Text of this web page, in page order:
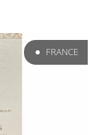
FRANCE